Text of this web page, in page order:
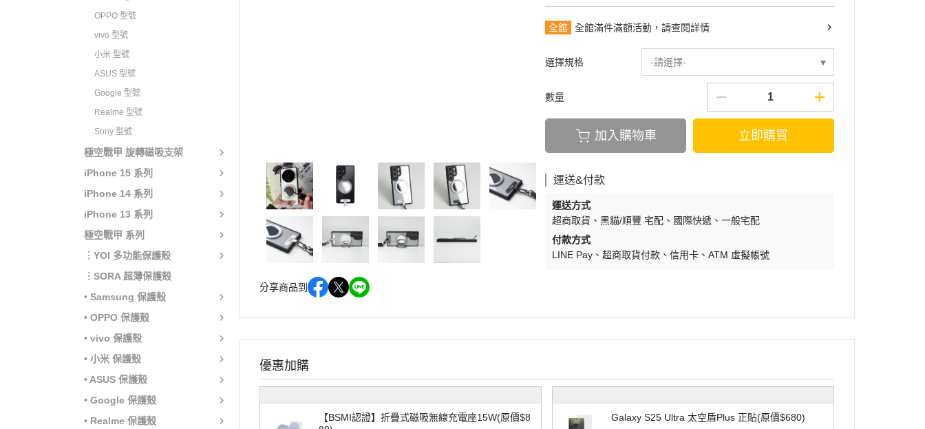
OPPO 型號
vivo 型號
小米 型號
ASUS 型號
Google 型號
Realme 型號
Sony 型號
極空戰甲 旋轉磁吸支架
iPhone 15 系列
iPhone 14 系列
iPhone 13 系列
極空戰甲 系列
︙YOI 多功能保護殼
︙SORA 超薄保護殼
• Samsung 保護殼
• OPPO 保護殼
• vivo 保護殼
• 小米 保護殼
• ASUS 保護殼
• Google 保護殼
• Realme 保護殼
分享商品到
全館 全館滿件滿額活動，請查閱詳情
選擇規格 -請選擇-
數量
加入購物車 立即購買
運送&付款
運送方式
超商取貨
黑貓/順豐 宅配 國際快遞
一般宅配
付款方式
LINE Pay
超商取貨付款 信用卡 ATM 虛擬帳號
優惠加購
【BSMI認證】折疊式磁吸無線充電座15W(原價$8
Galaxy S25 Ultra 太空盾Plus 正貼(原價$680)